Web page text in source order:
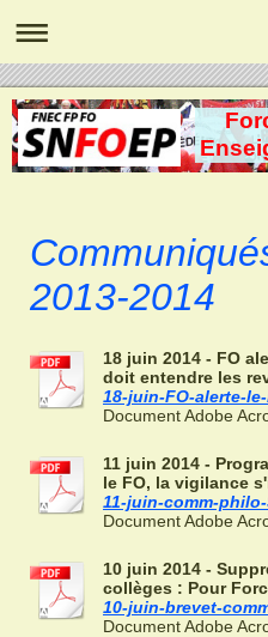
2013-2014
18 juin 2014 - FO
doit entendre les
18-juin-FO-alerte-
Document Adobe
11 juin 2014 -
le FO, la vigilance
11-juin-comm-
Document Adobe
10 juin 2014 -
collèges : Pour
10-juin-brevet-
Document Adobe